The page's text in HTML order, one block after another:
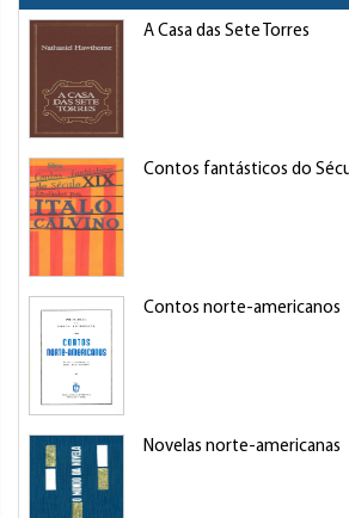
A Casa das Sete Torres
Contos fantásticos do
Contos norte-americanos
Novelas norte-americanas